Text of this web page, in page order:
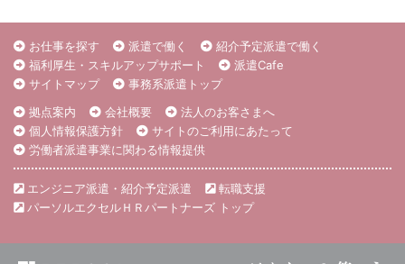
お仕事を探す 派遣で働く
紹介予定派遣で働く
福利厚生・スキルアップサポート
派遣Cafe
サイトマップ
事務系派遣トップ
拠点案内
会社概要
法人のお客さまへ
個人情報保護方針
サイトのご利用にあたって
労働者派遣事業に関わる情報提供
エンジニア派遣・紹介予定派遣
転職支援
パーソルエクセルＨＲパートナーズ トップ